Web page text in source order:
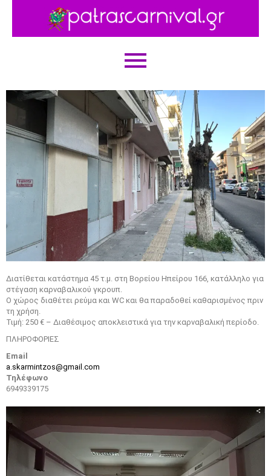
Διατίθεται κατάστημα 45 τ.μ. στη Βορείου Ηπείρου 166, κατάλληλο για
στέγαση καρναβαλικού γκρουπ.
Ο χώρος διαθέτει ρεύμα και WC και θα παραδοθεί καθαρισμένος πριν
τη χρήση.
Τιμή: 250 € – Διαθέσιμος αποκλειστικά για την καρναβαλική περίοδο.
ΠΛΗΡΟΦΟΡΙΕΣ
Email
a.skarmintzos@gmail.com
Τηλέφωνο
6949339175